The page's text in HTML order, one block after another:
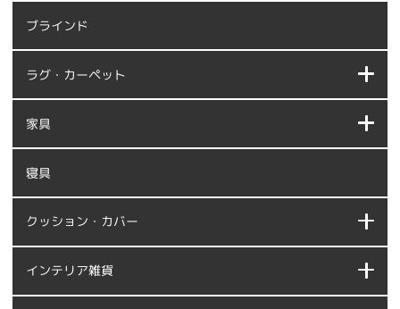
ブラインド
ラグ・カーペット
家具
寝具
クッション・カバー
インテリア雑貨